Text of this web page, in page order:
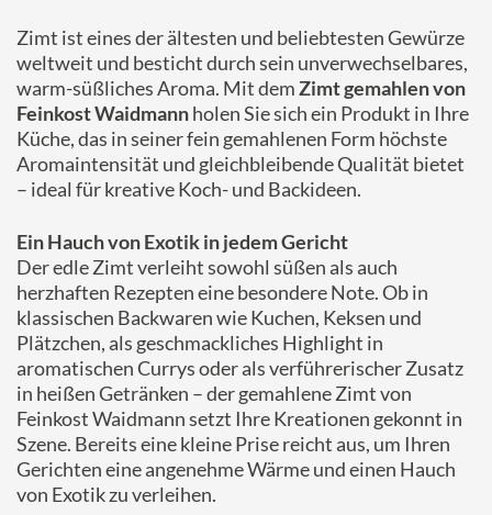
Zimt ist eines der ältesten und beliebtesten Gewürze
weltweit und besticht durch sein unverwechselbares,
warm-süßliches Aroma. Mit demZimt gemahlen von
Feinkost Waidmannholen Sie sich ein Produkt in Ihre
Küche, das in seiner fein gemahlenen Form höchste
Aromaintensität und gleichbleibende Qualität bietet
– ideal für kreative Koch- und Backideen.
Ein Hauch von Exotik in jedem Gericht
Der edle Zimt verleiht sowohl süßen als auch
herzhaften Rezepten eine besondere Note. Ob in
klassischen Backwaren wie Kuchen, Keksen und
Plätzchen, als geschmackliches Highlight in
aromatischen Currys oder als verführerischer Zusatz
in heißen Getränken – der gemahlene Zimt von
Feinkost Waidmann setzt Ihre Kreationen gekonnt in
Szene. Bereits eine kleine Prise reicht aus, um Ihren
Gerichten eine angenehme Wärme und einen Hauch
von Exotik zu verleihen.